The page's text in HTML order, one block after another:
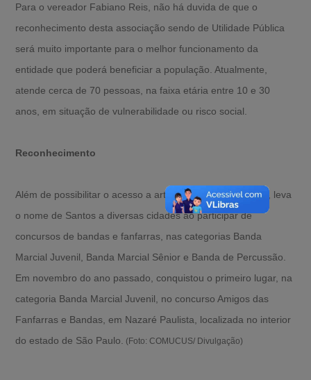
Para o vereador Fabiano Reis, não há duvida de que o
reconhecimento desta associação sendo de Utilidade Pública
será muito importante para o melhor funcionamento da
entidade que poderá beneficiar a população. Atualmente,
atende cerca de 70 pessoas, na faixa etária entre 10 e 30
anos, em situação de vulnerabilidade ou risco social.
Reconhecimento
Além de possibilitar o acesso a arte e cultura, a Comucos, leva
o nome de Santos a diversas cidades ao participar de
concursos de bandas e fanfarras, nas categorias Banda
Marcial Juvenil, Banda Marcial Sênior e Banda de Percussão.
Em novembro do ano passado, conquistou o primeiro lugar, na
categoria Banda Marcial Juvenil, no concurso Amigos das
Fanfarras e Bandas, em Nazaré Paulista, localizada no interior
do estado de São Paulo.
(Foto: COMUCUS/ Divulgação)